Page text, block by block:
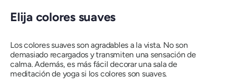
Elija colores suaves
Los colores suaves son agradables a la vista. No son
demasiado recargados y transmiten una sensación de
calma. Además, es más fácil decorar una sala de
meditación de yoga si los colores son suaves.